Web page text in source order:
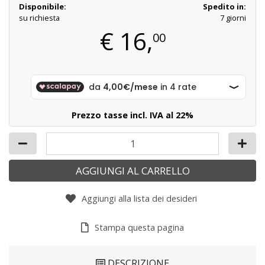
Disponibile:
su richiesta
Spedito in:
7 giorni
€ 16,00
Prezzo tasse incl. IVA al 22%
AGGIUNGI AL CARRELLO
Aggiungi alla lista dei desideri
Stampa questa pagina